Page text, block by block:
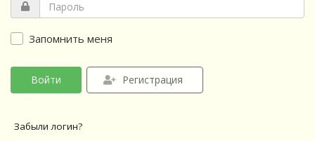
Запомнить меня
Войти Регистрация
Забыли логин?